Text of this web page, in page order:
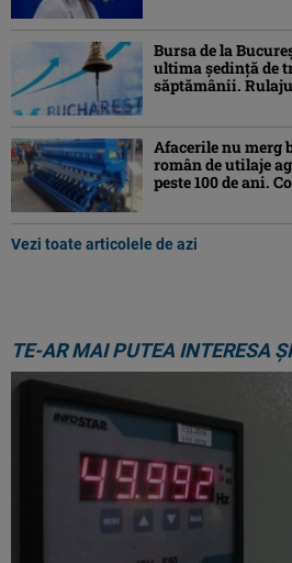
Bursa de la
ultima ședință de
săptămânii.
Afacerile nu merg
român de utilaje
peste 100 de ani.
Vezi toate articolele de azi
TE-AR MAI PUTEA INTERESA ȘI